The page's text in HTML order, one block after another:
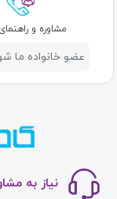
مشاوره و
نیاز به